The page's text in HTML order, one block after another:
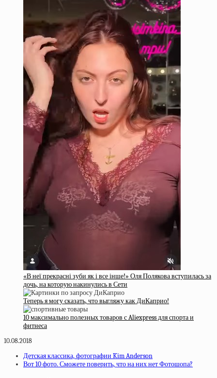
«В неї прекрасні зуби як і все інше!» Оля Полякова вступилась за
дочь, на которую накинулись в Сети
Теперь я могу сказать, что выгляжу как ДиКаприо!
10 максимально полезных товаров с Aliexpress для спорта и
фитнеса
10.08.2018
Детская классика, фотографии Kim Anderson
Вот 10 фото. Сможете поверить, что на них нет Фотошопа?